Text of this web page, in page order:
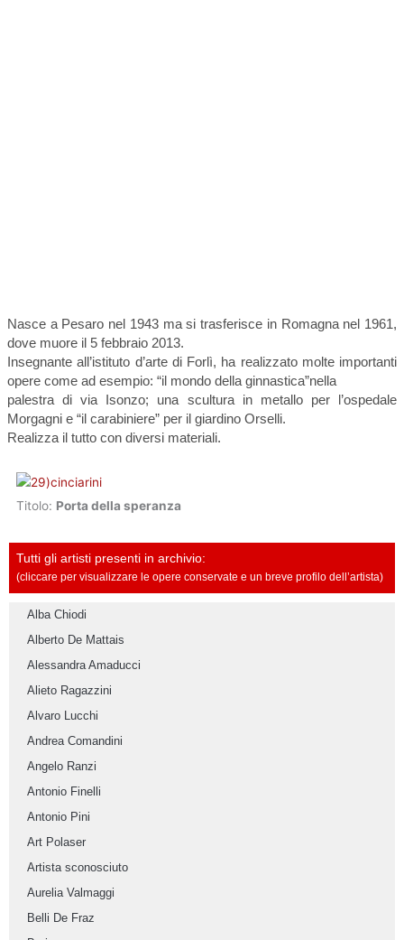
Nasce a Pesaro nel 1943 ma si trasferisce in Romagna nel 1961,
dove muore il 5 febbraio 2013.
Insegnante all’istituto d’arte di Forlì, ha realizzato molte importanti
opere come ad esempio: “il mondo della ginnastica”nella
palestra di via Isonzo; una scultura in metallo per l’ospedale
Morgagni e “il carabiniere” per il giardino Orselli.
Realizza il tutto con diversi materiali.
Titolo: Porta della speranza
Tutti gli artisti presenti in archivio:
(cliccare per visualizzare le opere conservate e un breve profilo dell’artista)
Alba Chiodi
Alberto De Mattais
Alessandra Amaducci
Alieto Ragazzini
Alvaro Lucchi
Andrea Comandini
Angelo Ranzi
Antonio Finelli
Antonio Pini
Art Polaser
Artista sconosciuto
Aurelia Valmaggi
Belli De Fraz